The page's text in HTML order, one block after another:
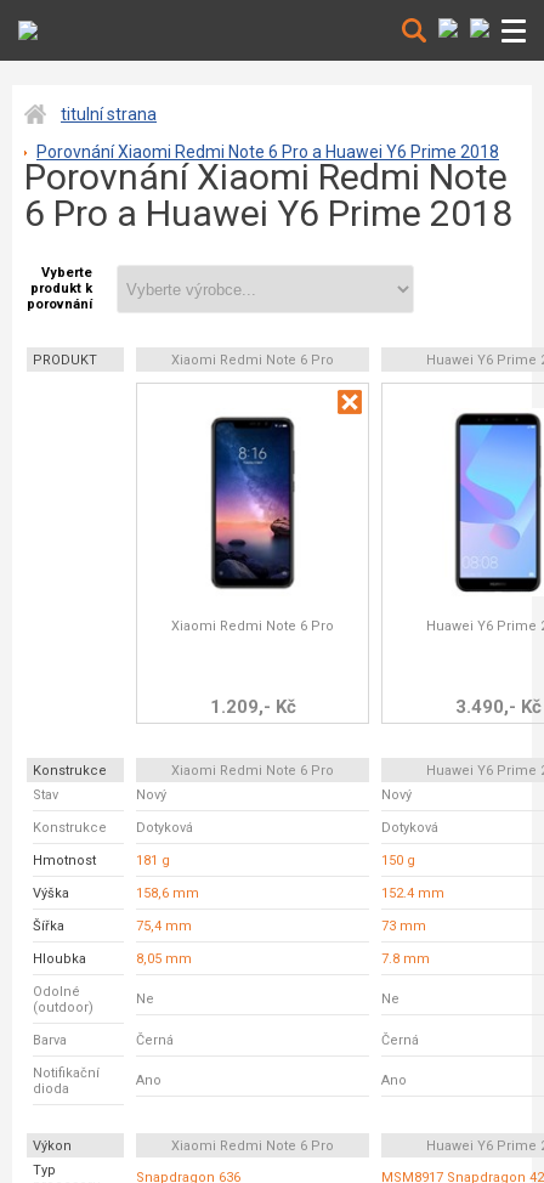
titulní strana
Porovnání Xiaomi Redmi Note 6 Pro a Huawei Y6 Prime 2018
Porovnání Xiaomi Redmi Note
6 Pro a Huawei Y6 Prime 2018
Vyberte
produkt k
porovnání
PRODUKT Xiaomi Redmi Note 6 Pro Huawei Y6 Prime
Xiaomi Redmi Note 6 Pro
1.209,- Kč
Huawei Y6 Prime
3.490,- Kč
Konstrukce Xiaomi Redmi Note 6 Pro
Huawei Y6 Prime
Stav
Nový Nový
Konstrukce Dotyková Dotyková
Hmotnost 181 g 150 g
Výška 158,6 mm 152.4 mm
Šířka 75,4 mm 73 mm
Hloubka 8,05 mm 7.8 mm
Odolné
(outdoor)
Ne Ne
Barva Černá Černá
Notifikační
dioda
Ano Ano
Výkon Xiaomi Redmi Note 6 Pro
Huawei Y6 Prime
Typ
Snapdragon 636 MSM8917 Snapdragon